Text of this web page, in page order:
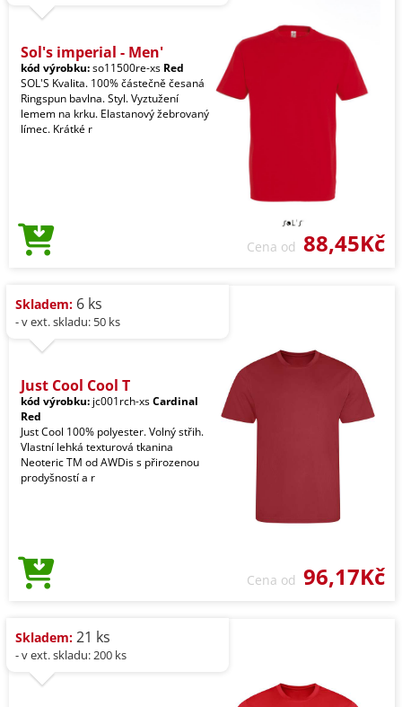
Sol's imperial - Men'
kód výrobku:so11500re-xs Red
SOL'S Kvalita. 100% částečně česaná
Ringspun bavlna. Styl. Vyztužení
lemem na krku. Elastanový žebrovaný
límec. Krátké r
Cena od 88,45Kč
Skladem: 6 ks
- v ext. skladu: 50 ks
Just Cool Cool T
kód výrobku: jc001rch-xsCardinal
Red
Just Cool 100% polyester. Volný střih.
Vlastní lehká texturová tkanina
Neoteric TM od AWDis s přirozenou
prodyšností a r
Cena od 96,17Kč
Skladem: 21 ks
- v ext. skladu: 200 ks